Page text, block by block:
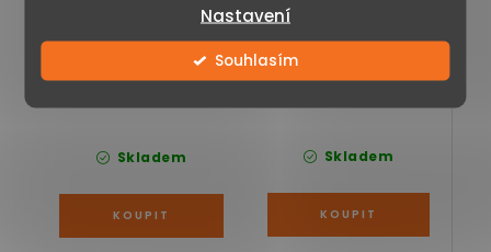
Nastavení
Souhlasím
Skladem Skladem